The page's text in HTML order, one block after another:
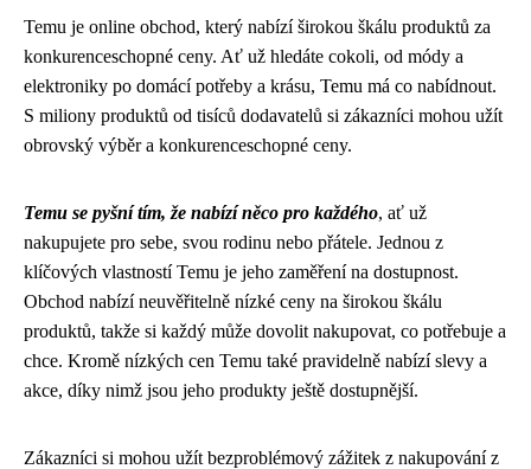
Temu je online obchod, který nabízí širokou škálu produktů za
konkurenceschopné ceny. Ať už hledáte cokoli, od módy a
elektroniky po domácí potřeby a krásu, Temu má co nabídnout.
S miliony produktů od tisíců dodavatelů si zákazníci mohou užít
obrovský výběr a konkurenceschopné ceny.
Temu se pyšní tím, že nabízí něco pro každého, ať už
nakupujete pro sebe, svou rodinu nebo přátele. Jednou z
klíčových vlastností Temu je jeho zaměření na dostupnost.
Obchod nabízí neuvěřitelně nízké ceny na širokou škálu
produktů, takže si každý může dovolit nakupovat, co potřebuje a
chce. Kromě nízkých cen Temu také pravidelně nabízí slevy a
akce, díky nimž jsou jeho produkty ještě dostupnější.
Zákazníci si mohou užít bezproblémový zážitek z nakupování z